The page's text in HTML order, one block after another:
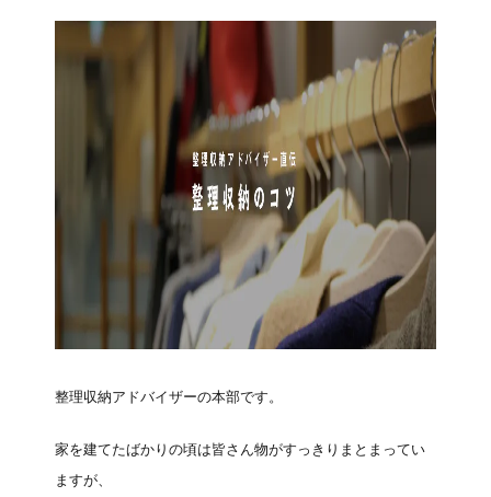
整理収納アドバイザーの本部です。
家を建てたばかりの頃は皆さん物がすっきりまとまってい
ますが、